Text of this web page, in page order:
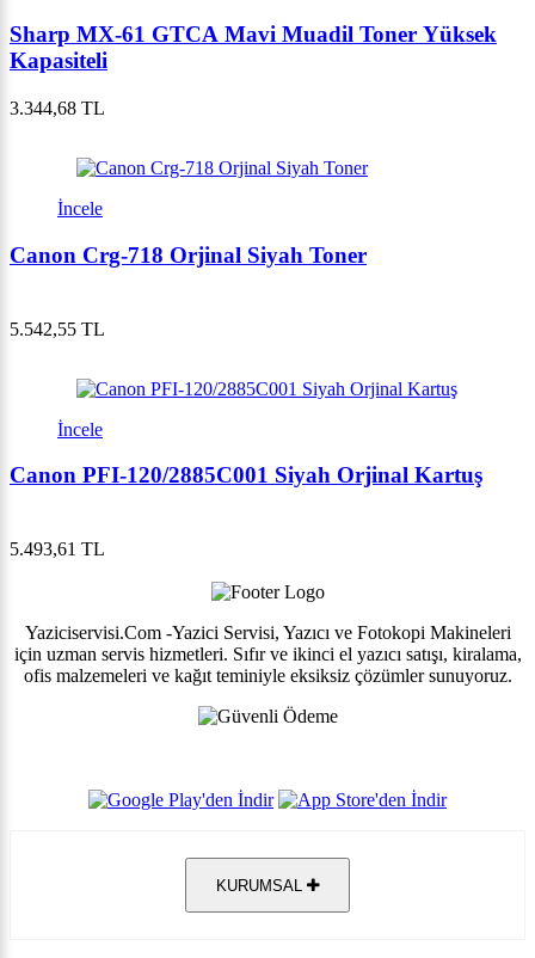
Sharp MX-61 GTCA Mavi Muadil Toner Yüksek
Kapasiteli
3.344,68 TL
İncele
Canon Crg-718 Orjinal Siyah Toner
5.542,55 TL
İncele
Canon PFI-120/2885C001 Siyah Orjinal Kartuş
5.493,61 TL
Yaziciservisi.Com -Yazici Servisi, Yazıcı ve Fotokopi Makineleri
için uzman servis hizmetleri. Sıfır ve ikinci el yazıcı satışı, kiralama,
ofis malzemeleri ve kağıt teminiyle eksiksiz çözümler sunuyoruz.
KURUMSAL